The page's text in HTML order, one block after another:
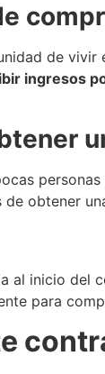
de vivir
ingresos
obtener
al inicio del
para